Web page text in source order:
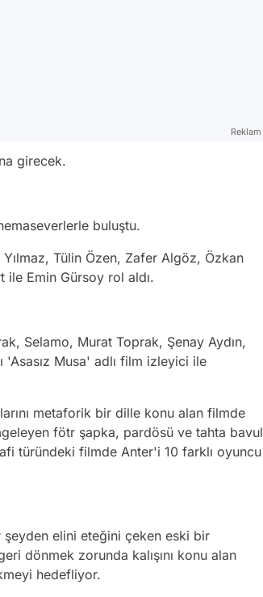
Reklam
girecek.
buluştu.
Yılmaz, Tülin Özen, Zafer Algöz, Özkan
ile Emin Gürsoy rol aldı.
Selamo, Murat Toprak, Şenay Aydın,
'Asasız Musa' adlı film izleyici ile
metaforik bir dille konu alan filmde
fötr şapka, pardösü ve tahta bavul
türündeki filmde Anter'i 10 farklı oyuncu
elini eteğini çeken eski bir
dönmek zorunda kalışını konu alan
hedefliyor.